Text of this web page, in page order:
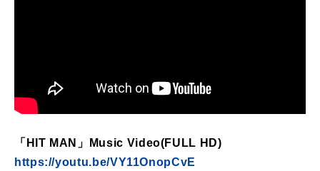
「HIT MAN」Music Video(FULL HD)
https://youtu.be/VY11OnopCvE